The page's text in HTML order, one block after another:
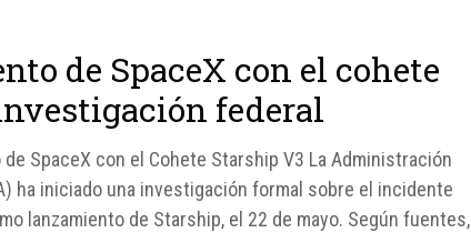
de SpaceX con el cohete
federal
SpaceX con el Cohete Starship V3 La Administración
ha iniciado una investigación formal sobre el incidente
lanzamiento de Starship, el 22 de mayo. Según fuentes,